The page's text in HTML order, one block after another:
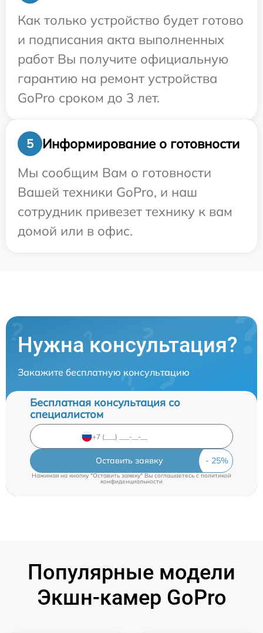
Как только устройство будет готово
и подписания акта выполненных
работ Вы получите официальную
гарантию на ремонт устройства
GoPro сроком до 3 лет.
5
Информирование о готовности
Мы сообщим Вам о готовности
Вашей техники GoPro, и наш
сотрудник привезет технику к вам
домой или в офис.
Нужна консультация?
Закажите бесплатную консультацию
Бесплатная консультация со
специалистом
Оставить заявку
Нажимая на кнопку "Оставить заявку" Вы соглашаетесь c политикой
конфиденциальности
Популярные модели
Экшн-камер GoPro